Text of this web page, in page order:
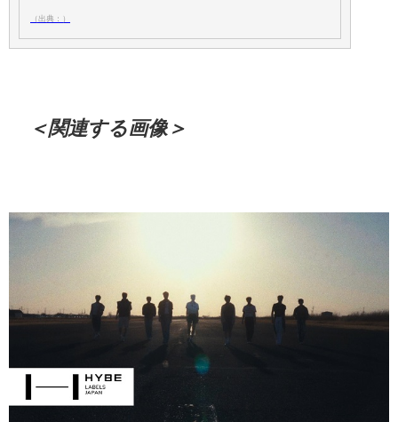
（出典：）
＜関連する画像＞